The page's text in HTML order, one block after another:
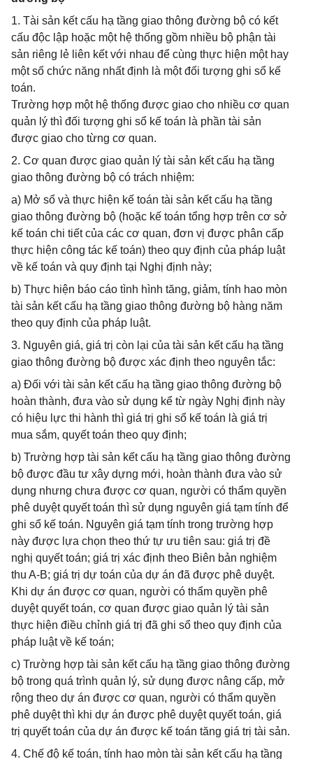
1. Tài sản kết cấu hạ tầng giao thông đường bộ có kết
cấu độc lập hoặc một hệ thống gồm nhiều bộ phận tài
sản riêng lẻ liên kết với nhau để cùng thực hiện một hay
một số chức năng nhất định là một đối tượng ghi sổ kế
toán.
Trường hợp một hệ thống được giao cho nhiều cơ quan
quản lý thì đối tượng ghi sổ kế toán là phần tài sản
được giao cho từng cơ quan.
2. Cơ quan được giao quản lý tài sản kết cấu hạ tầng
giao thông đường bộ có trách nhiệm:
a) Mở sổ và thực hiện kế toán tài sản kết cấu hạ tầng
giao thông đường bộ (hoặc kế toán tổng hợp trên cơ sở
kế toán chi tiết của các cơ quan, đơn vị được phân cấp
thực hiện công tác kế toán) theo quy định của pháp luật
về kế toán và quy định tại Nghị định này;
b) Thực hiện báo cáo tình hình tăng, giảm, tính hao mòn
tài sản kết cấu hạ tầng giao thông đường bộ hàng năm
theo quy định của pháp luật.
3. Nguyên giá, giá trị còn lại của tài sản kết cấu hạ tầng
giao thông đường bộ được xác định theo nguyên tắc:
a) Đối với tài sản kết cấu hạ tầng giao thông đường bộ
hoàn thành, đưa vào sử dụng kể từ ngày Nghị định này
có hiệu lực thi hành thì giá trị ghi sổ kế toán là giá trị
mua sắm, quyết toán theo quy định;
b) Trường hợp tài sản kết cấu hạ tầng giao thông đường
bộ được đầu tư xây dựng mới, hoàn thành đưa vào sử
dụng nhưng chưa được cơ quan, người có thẩm quyền
phê duyệt quyết toán thì sử dụng nguyên giá tạm tính để
ghi sổ kế toán. Nguyên giá tạm tính trong trường hợp
này được lựa chọn theo thứ tự ưu tiên sau: giá trị đề
nghị quyết toán; giá trị xác định theo Biên bản nghiệm
thu A-B; giá trị dự toán của dự án đã được phê duyệt.
Khi dự án được cơ quan, người có thẩm quyền phê
duyệt quyết toán, cơ quan được giao quản lý tài sản
thực hiện điều chỉnh giá trị đã ghi sổ theo quy định của
pháp luật về kế toán;
c) Trường hợp tài sản kết cấu hạ tầng giao thông đường
bộ trong quá trình quản lý, sử dụng được nâng cấp, mở
rộng theo dự án được cơ quan, người có thẩm quyền
phê duyệt thì khi dự án được phê duyệt quyết toán, giá
trị quyết toán của dự án được kế toán tăng giá trị tài sản.
4. Chế độ kế toán, tính hao mòn tài sản kết cấu hạ tầng